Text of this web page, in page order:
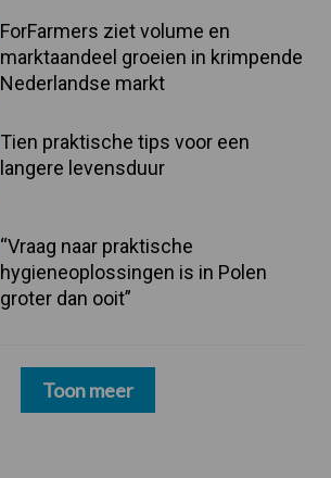
ForFarmers ziet volume en
marktaandeel groeien in krimpende
Nederlandse markt
Tien praktische tips voor een
langere levensduur
“Vraag naar praktische
hygieneoplossingen is in Polen
groter dan ooit”
Toon meer